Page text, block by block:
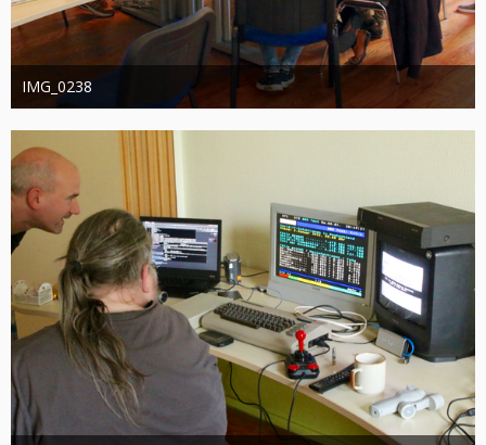
IMG_0238
joachimschwanter
9. Oktober 2023
378
0 0